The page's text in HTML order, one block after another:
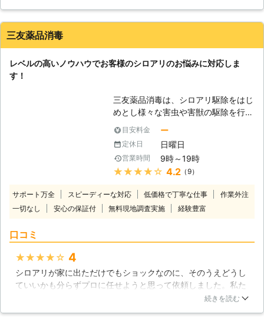
事故から身を守るために装備するもの
や各種工具も取り揃えしてるので、安
全に駆除することが可能です。 【ハ
チが出た時にしてはいけないこと】
私達がハチ駆除にお伺いするまでに、
もしもハチが飛び回っていても、手で
払ったり、大声を出して逃げまわった
りしないようにお願いします。ハチを
刺激すると、刺されてしまう恐れがあ
るからです。また、巣に刺激を加える
のもお止めください。
三友薬品消毒
レベルの高いノウハウでお客様のシロアリのお悩みに対応しま
す！
三友薬品消毒は、シロアリ駆除をはじ
めとし様々な害虫や害獣の駆除を行っ
てきました。その沢山の経験から生ま
れたノウハウは非常にレベルの高いも
のだと自負しております。当初は、宮
城県を中心に業務を行ってきた企業で
すが、現在は東北地方の秋田・青森・
り、地行を拡大しております。 【シ
ロアリ被害の恐ろしさ】 シロアリは
食い荒らすイメージが定着しているた
め、鉄筋コンクリート製の住宅などで
生活される方には縁の無い話だという
目安料金 ー
定休日 日曜日
営業時間 9時～19時
★★★★★ 4.2 （9）
サポート万全 スピーディーな対応 低価格で丁寧な仕事
作業外注
一切なし
安心の保証付 無料現地調査実施 経験豊富
口コミ
★★★★★ 4
シロアリが家に出ただけでもショックなのに、そのうえどうし
ていいかも分らずプロに任せようと思って依頼しました。私た
ち家族の質問に1つ1つ丁寧に答えてくださったので駆除を依頼
続きを読む